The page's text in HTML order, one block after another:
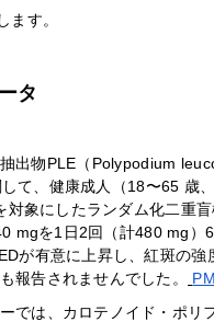
ます。
タ
出物PLE（Polypodium
て、健康成人（18〜65 歳
対象にしたランダム化二重
mgを1日2回（計480 mg）
が有意に上昇し、紅斑の強
報告されませんでした。
では、カロテノイド・ポリ